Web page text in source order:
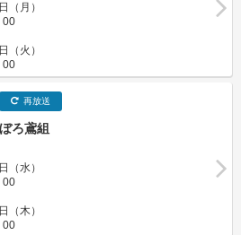
（月）
00
（火）
00
再放送
ろ鳶組
（水）
00
（木）
00